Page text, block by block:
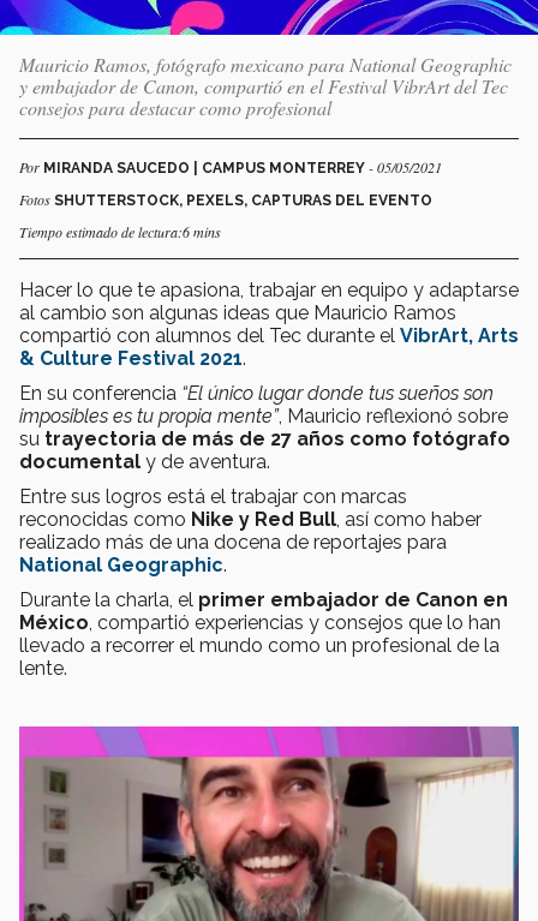
Mauricio Ramos, fotógrafo mexicano para National Geographic
y embajador de Canon, compartió en el Festival VibrArt del Tec
consejos para destacar como profesional
Por MIRANDA SAUCEDO | CAMPUS MONTERREY - 05/05/2021
Fotos SHUTTERSTOCK, PEXELS, CAPTURAS DEL EVENTO
Tiempo estimado de lectura:6 mins
Hacer lo que te apasiona, trabajar en equipo y adaptarse
al cambio son algunas ideas que Mauricio Ramos
compartió con alumnos del Tec durante el VibrArt, Arts
& Culture Festival 2021.
En su conferencia “El único lugar donde tus sueños son
imposibles es tu propia mente”, Mauricio reflexionó sobre
su trayectoria de más de 27 años como fotógrafo
documental y de aventura.
Entre sus logros está el trabajar con marcas
reconocidas como Nike y Red Bull , así como haber
realizado más de una docena de reportajes para
National Geographic.
Durante la charla, el primer embajador de Canon en
México , compartió experiencias y consejos que lo han
llevado a recorrer el mundo como un profesional de la
lente.